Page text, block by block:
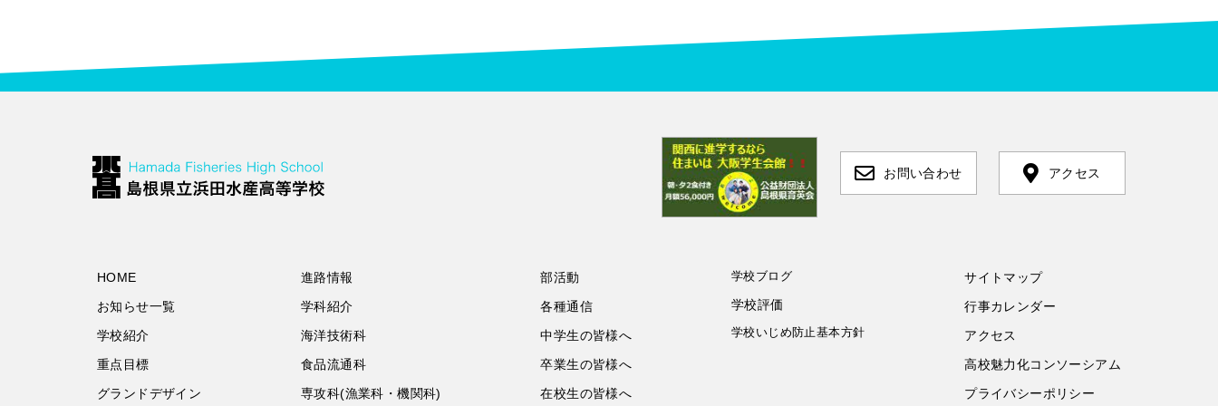
お問い合わせ アクセス
HOME
お知らせ一覧
学校紹介
重点目標
グランドデザイン
進路情報
学科紹介
海洋技術科
食品流通科
専攻科(漁業科・機関科)
部活動
各種通信
中学生の皆様へ
卒業生の皆様へ
在校生の皆様へ
学校ブログ
学校評価
学校いじめ防止基本方針
サイトマップ
行事カレンダー
アクセス
高校魅力化コンソーシアム
プライバシーポリシー